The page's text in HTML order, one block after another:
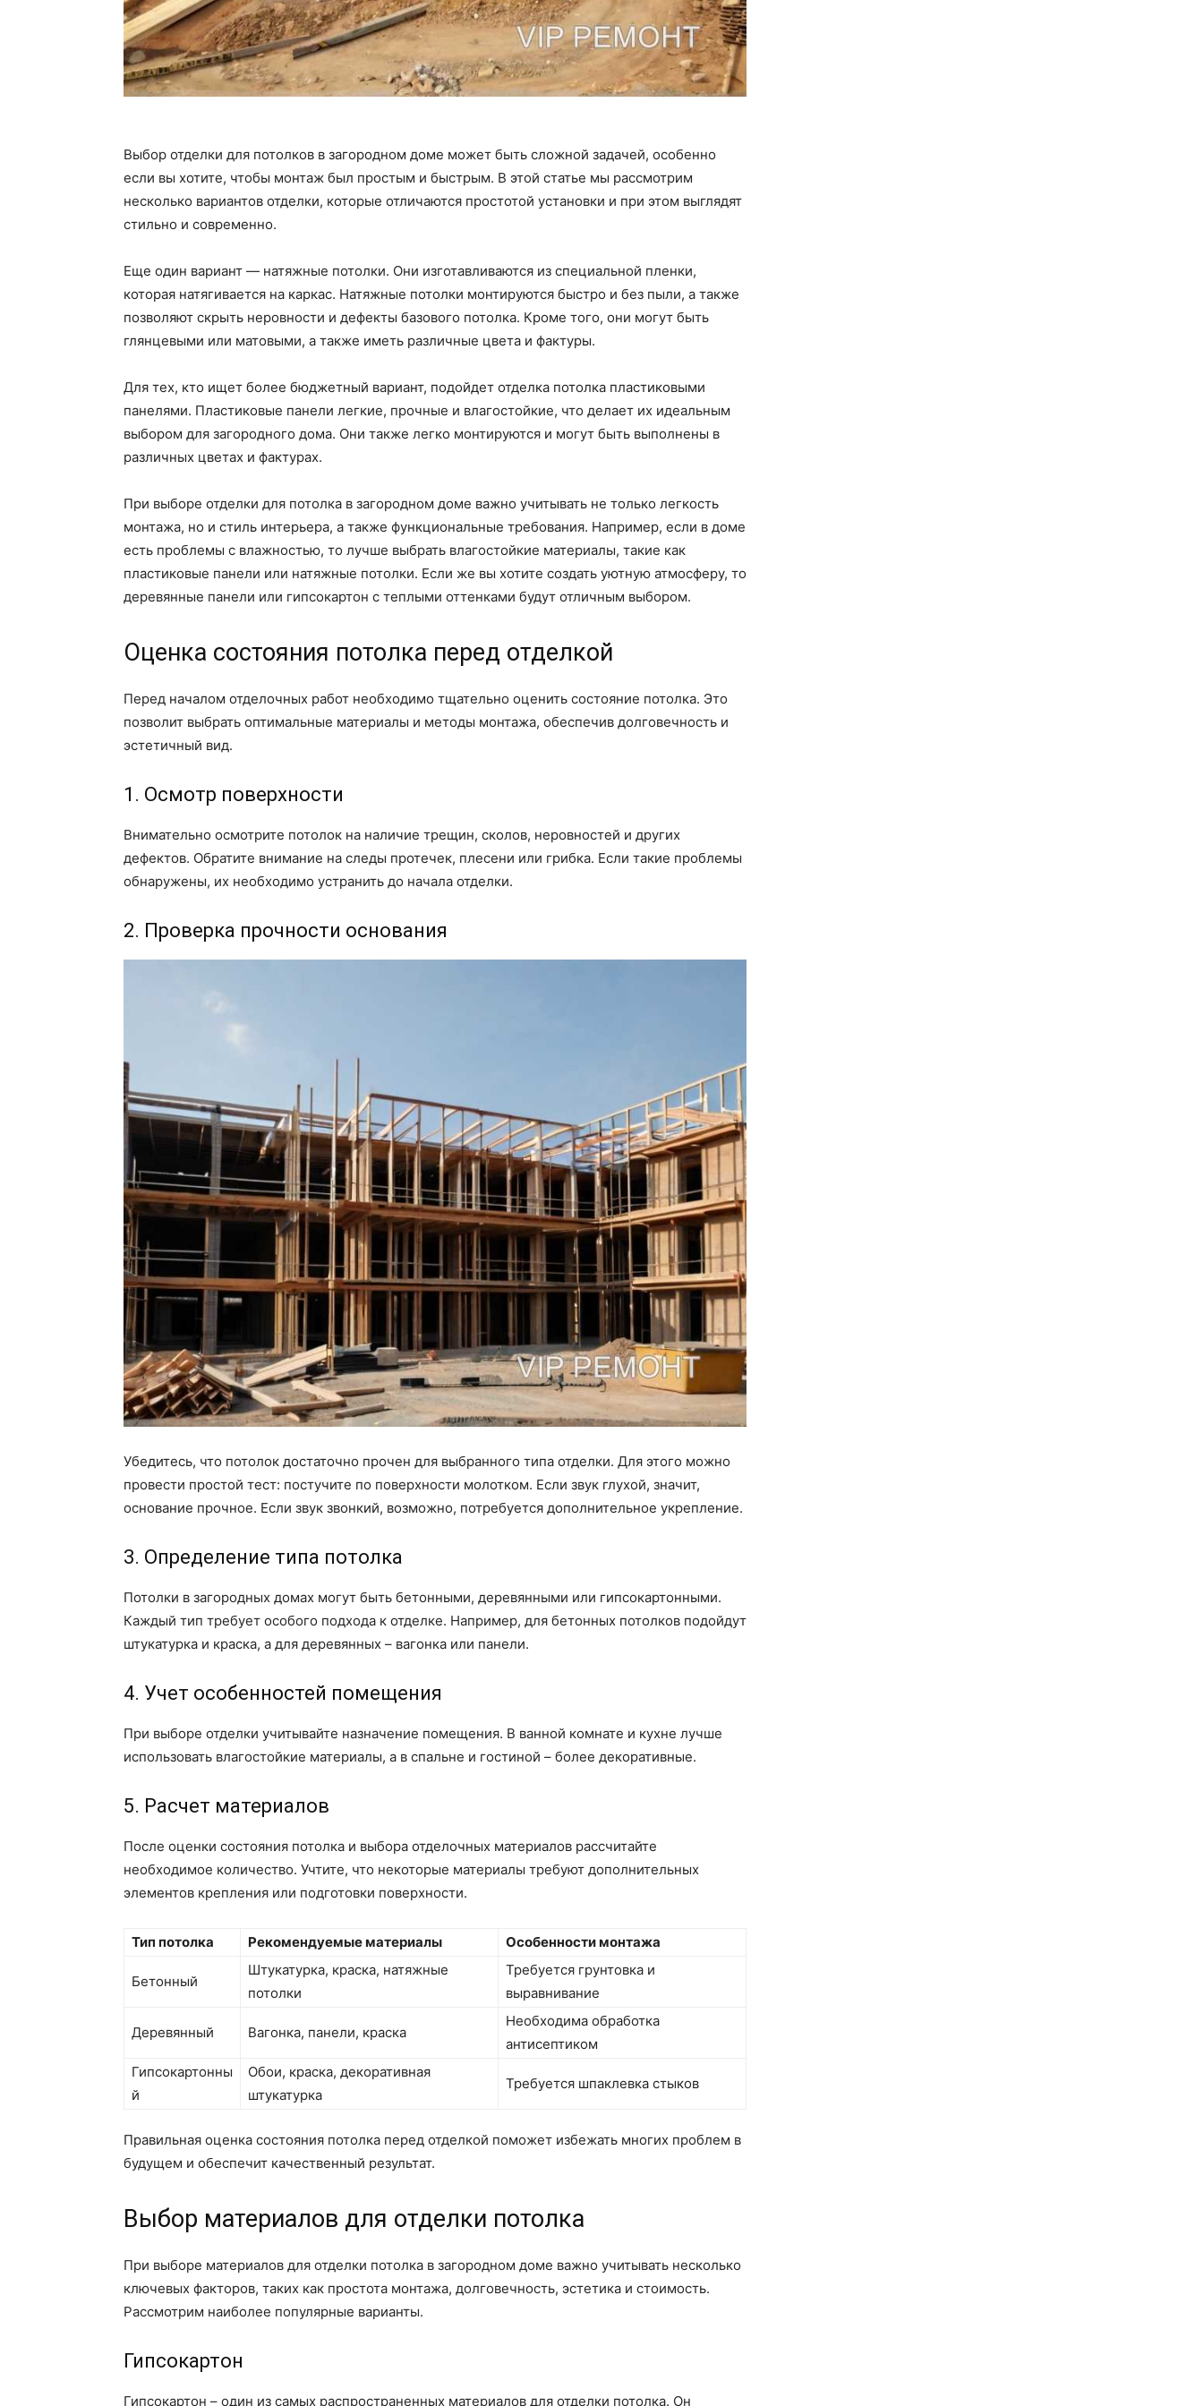
Выбор отделки для потолков в загородном доме может быть сложной задачей, особенно
если вы хотите, чтобы монтаж был простым и быстрым. В этой статье мы рассмотрим
несколько вариантов отделки, которые отличаются простотой установки и при этом выглядят
стильно и современно.
Еще один вариант — натяжные потолки. Они изготавливаются из специальной пленки,
которая натягивается на каркас. Натяжные потолки монтируются быстро и без пыли, а также
позволяют скрыть неровности и дефекты базового потолка. Кроме того, они могут быть
глянцевыми или матовыми, а также иметь различные цвета и фактуры.
Для тех, кто ищет более бюджетный вариант, подойдет отделка потолка пластиковыми
панелями. Пластиковые панели легкие, прочные и влагостойкие, что делает их идеальным
выбором для загородного дома. Они также легко монтируются и могут быть выполнены в
различных цветах и фактурах.
При выборе отделки для потолка в загородном доме важно учитывать не только легкость
монтажа, но и стиль интерьера, а также функциональные требования. Например, если в доме
есть проблемы с влажностью, то лучше выбрать влагостойкие материалы, такие как
пластиковые панели или натяжные потолки. Если же вы хотите создать уютную атмосферу, то
деревянные панели или гипсокартон с теплыми оттенками будут отличным выбором.
Оценка состояния потолка перед отделкой
Перед началом отделочных работ необходимо тщательно оценить состояние потолка. Это
позволит выбрать оптимальные материалы и методы монтажа, обеспечив долговечность и
эстетичный вид.
1. Осмотр поверхности
Внимательно осмотрите потолок на наличие трещин, сколов, неровностей и других
дефектов. Обратите внимание на следы протечек, плесени или грибка. Если такие проблемы
обнаружены, их необходимо устранить до начала отделки.
2. Проверка прочности основания
Убедитесь, что потолок достаточно прочен для выбранного типа отделки. Для этого можно
провести простой тест: постучите по поверхности молотком. Если звук глухой, значит,
основание прочное. Если звук звонкий, возможно, потребуется дополнительное укрепление.
3. Определение типа потолка
Потолки в загородных домах могут быть бетонными, деревянными или гипсокартонными.
Каждый тип требует особого подхода к отделке. Например, для бетонных потолков подойдут
штукатурка и краска, а для деревянных – вагонка или панели.
4. Учет особенностей помещения
При выборе отделки учитывайте назначение помещения. В ванной комнате и кухне лучше
использовать влагостойкие материалы, а в спальне и гостиной – более декоративные.
5. Расчет материалов
После оценки состояния потолка и выбора отделочных материалов рассчитайте
необходимое количество. Учтите, что некоторые материалы требуют дополнительных
элементов крепления или подготовки поверхности.
Тип потолка Рекомендуемые материалы Особенности монтажа
Бетонный
Штукатурка, краска, натяжные
потолки
Требуется грунтовка и
выравнивание
Деревянный Вагонка, панели, краска
Необходима обработка
антисептиком
Гипсокартонны
й
Обои, краска, декоративная
штукатурка
Требуется шпаклевка стыков
Правильная оценка состояния потолка перед отделкой поможет избежать многих проблем в
будущем и обеспечит качественный результат.
Выбор материалов для отделки потолка
При выборе материалов для отделки потолка в загородном доме важно учитывать несколько
ключевых факторов, таких как простота монтажа, долговечность, эстетика и стоимость.
Рассмотрим наиболее популярные варианты.
Гипсокартон
Гипсокартон – один из самых распространенных материалов для отделки потолка. Он